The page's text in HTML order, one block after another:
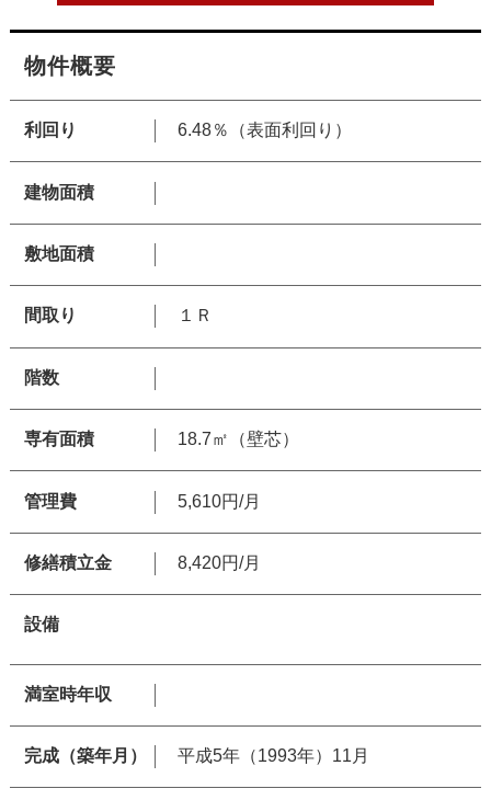
物件概要
利回り 6.48％（表面利回り）
建物面積
敷地面積
間取り １Ｒ
階数
専有面積 18.7㎡（壁芯）
管理費 5,610円/月
修繕積立金 8,420円/月
設備
満室時年収
完成（築年月） 平成5年（1993年）11月